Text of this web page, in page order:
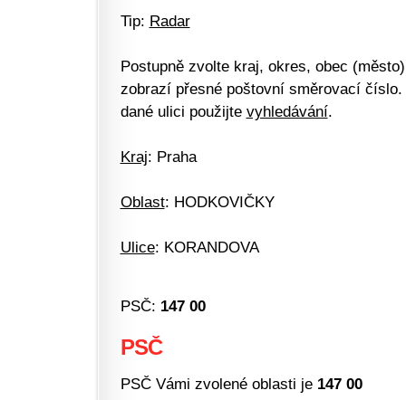
Tip: Radar
Postupně zvolte kraj, okres, obec
zobrazí přesné poštovní směrovací
dané ulici použijte vyhledávání.
Kraj: Praha
Oblast: HODKOVIČKY
Ulice: KORANDOVA
PSČ: 147 00
PSČ
PSČ Vámi zvolené oblasti je 147 00